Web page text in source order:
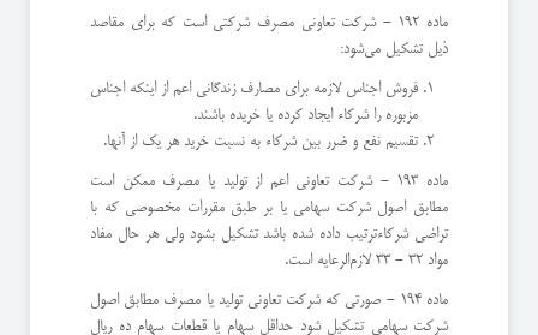
ماده 192 - شركت تعاونی مصرف شركتی است كه برای مقاصد
ذیل تشكیل می‌شود:
فروش اجناس لازمه برای مصارف زندگانی اعم از اینكه اجناس
مزبوره را شركاء ایجاد كرده یا خریده باشند.
تقسیم نفع و ضرر بین شركاء به نسبت خرید هر یك از آنها.
ماده 193 - شركت تعاونی اعم از تولید یا مصرف ممكن است
مطابق اصول شركت سهامی یا بر طبق مقررات مخصوصی كه با
تراضی شركاء‌ترتیب داده شده باشد تشكیل بشود ولی هر حال مفاد
مواد 32 - 33 لازم‌الرعایه است.
ماده 194 - صورتی كه شركت تعاونی تولید یا مصرف مطابق اصول
شركت سهامی تشكیل شود حداقل سهام یا قطعات سهام ده ریال